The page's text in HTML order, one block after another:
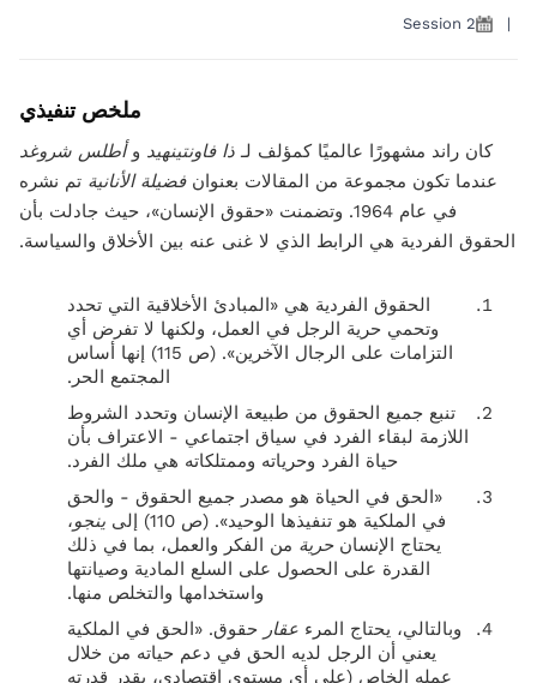
|
Session 2
ملخص تنفيذي
كان راند مشهورًا عالميًا كمؤلف لـ ذا فاونتينهيد وأطلس شروغد
عندما تكون مجموعة من المقالات بعنوانفضيلة الأنانية تم نشره
في عام 1964. وتضمنت «حقوق الإنسان»، حيث جادلت بأن
الحقوق الفردية هي الرابط الذي لا غنى عنه بين الأخلاق والسياسة.
الحقوق الفردية هي «المبادئ الأخلاقية التي تحدد
وتحمي حرية الرجل في العمل، ولكنها لا تفرض أي
التزامات على الرجال الآخرين». (ص 115) إنها أساس
المجتمع الحر.
تنبع جميع الحقوق من طبيعة الإنسان وتحدد الشروط
اللازمة لبقاء الفرد في سياق اجتماعي - الاعتراف بأن
حياة الفرد وحرياته وممتلكاته هي ملك الفرد.
«الحق في الحياة هو مصدر جميع الحقوق - والحق
في الملكية هو تنفيذها الوحيد». (ص 110) إلى
ينجو،
يحتاج الإنسانحرية من الفكر والعمل، بما في ذلك
القدرة على الحصول على السلع المادية وصيانتها
واستخدامها والتخلص منها.
وبالتالي، يحتاج المرء عقار حقوق. «الحق في الملكية
يعني أن الرجل لديه الحق في دعم حياته من خلال
عمله الخاص (على أي مستوى اقتصادي، بقدر قدرته